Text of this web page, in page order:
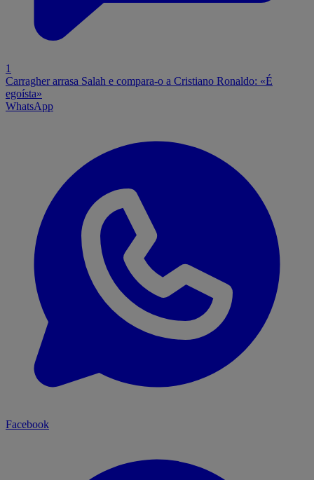
1
Carragher arrasa Salah e compara-o a Cristiano Ronaldo: «É
egoísta»
WhatsApp
Facebook